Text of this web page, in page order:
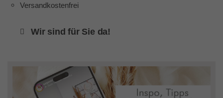
Versandkostenfrei
Wir sind für Sie da!